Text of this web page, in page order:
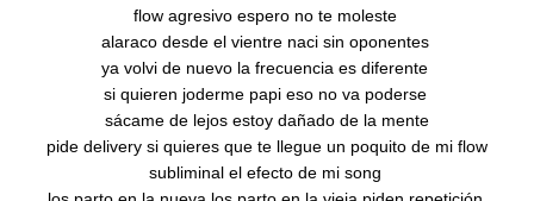
flow agresivo espero no te moleste
alaraco desde el vientre naci sin oponentes
ya volvi de nuevo la frecuencia es diferente
si quieren joderme papi eso no va poderse
sácame de lejos estoy dañado de la mente
pide delivery si quieres que te llegue un poquito de mi flow
subliminal el efecto de mi song